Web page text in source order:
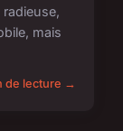
mais
de lecture →